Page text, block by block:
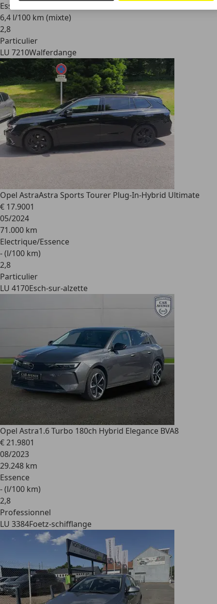
Essence
6,4 l/100 km (mixte)
2,8
Particulier
LU 7210Walferdange
Opel AstraAstra Sports Tourer Plug-In-Hybrid Ultimate
€ 17.9001
05/2024
71.000 km
Electrique/Essence
- (l/100 km)
2,8
Particulier
LU 4170Esch-sur-alzette
Opel Astra1.6 Turbo 180ch Hybrid Elegance BVA8
€ 21.9801
08/2023
29.248 km
Essence
- (l/100 km)
2,8
Professionnel
LU 3384Foetz-schifflange